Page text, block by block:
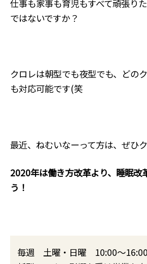
仕事も家事も育児もすべて頑張り
ではないですか？
クロレは朝型でも夜型でも、どの
も対応可能です(笑
最近、ねむいなーって方は、ぜひ
2020年は働き方改革より、睡眠改
う！
毎週 土曜・日曜 10:00～16:00